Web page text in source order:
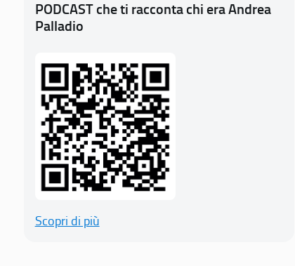
PODCAST che ti racconta chi era Andrea
Palladio
Scopri di più